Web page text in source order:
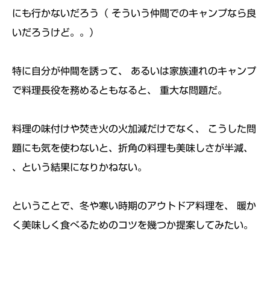
にも行かないだろう（ そういう仲間でのキャンプなら良
いだろうけど。。）
特に自分が仲間を誘って、 あるいは家族連れのキャンプ
で料理長役を務めるともなると、 重大な問題だ。
料理の味付けや焚き火の火加減だけでなく、 こうした問
題にも気を使わないと、折角の料理も美味しさが半減、
、という結果になりかねない。
ということで、冬や寒い時期のアウトドア料理を、 暖か
く美味しく食べるためのコツを幾つか提案してみたい。